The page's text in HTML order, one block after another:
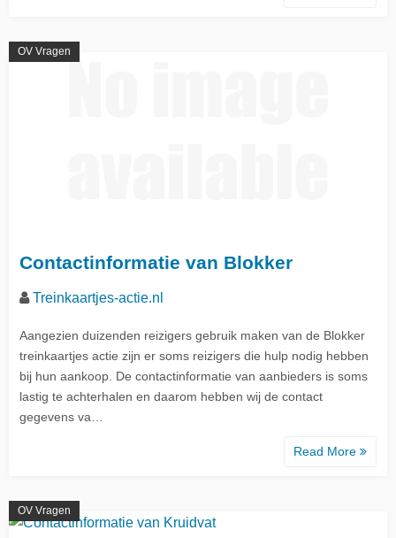
OV Vragen
Contactinformatie van Blokker
Treinkaartjes-actie.nl
Aangezien duizenden reizigers gebruik maken van de Blokker
treinkaartjes actie zijn er soms reizigers die hulp nodig hebben
bij hun aankoop. De contactinformatie van aanbieders is soms
lastig te achterhalen en daarom hebben wij de contact
gegevens va…
Read More
OV Vragen